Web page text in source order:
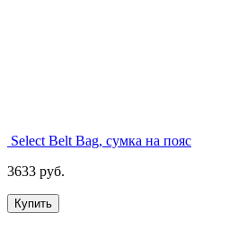
Select Belt Bag, сумка на пояс
3633 руб.
Купить